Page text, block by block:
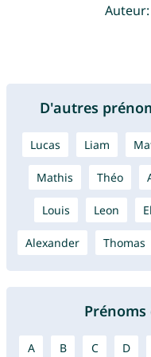
Auteur:
D'autres
Lucas Liam
Mathis Théo
Louis Leon
Alexander Thomas
Prénoms
A B C D